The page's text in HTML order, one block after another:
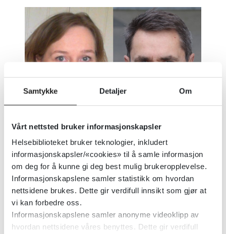
Samtykke Detaljer Om
Vårt nettsted bruker informasjonskapsler
Helsebiblioteket bruker teknologier, inkludert
informasjonskapsler/«cookies» til å samle informasjon
om deg for å kunne gi deg best mulig brukeropplevelse.
Informasjonskapslene samler statistikk om hvordan
nettsidene brukes. Dette gir verdifull innsikt som gjør at
vi kan forbedre oss.
Informasjonskapslene samler anonyme videoklipp av
hvordan nettsidene våres benyttes. Dette gir verdifull
Marianne Nesbjørg Tvedt og Oddvar Førland. Foto:
Privat
Publisert 17. april 2023
Klikk her for å lese forskningsomtalen.